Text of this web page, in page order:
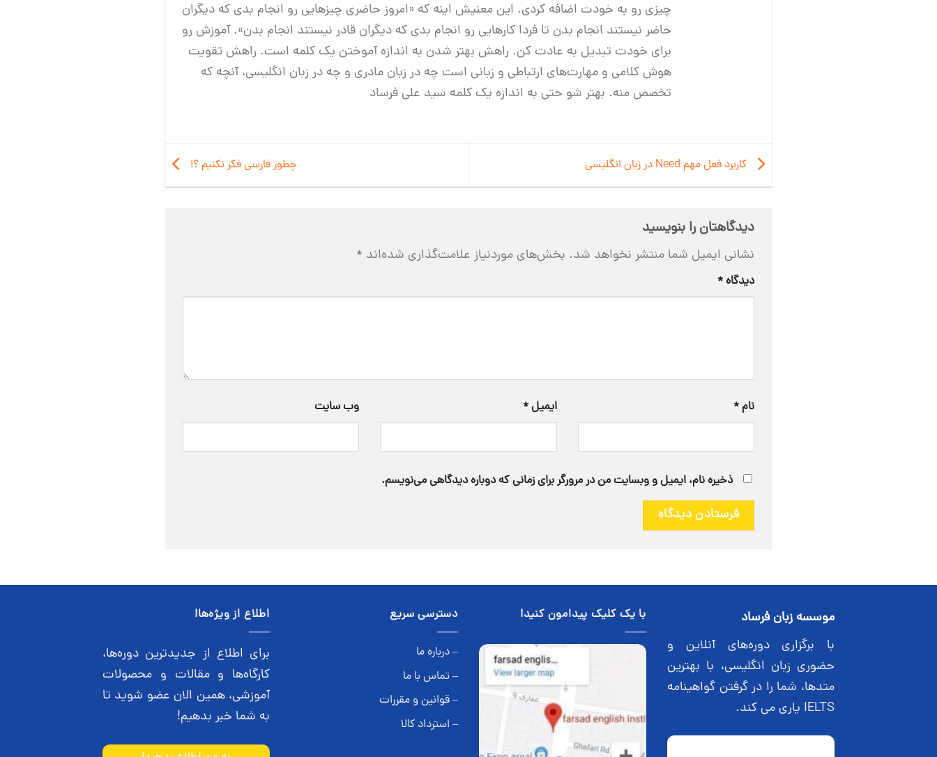
چیزی رو به خودت اضافه کردی. این معنیش اینه که «امروز حاضری چیزهایی رو انجام بدی که دیگران
حاضر نیستند انجام بدن تا فردا کارهایی رو انجام بدی که دیگران قادر نیستند انجام بدن». آموزش رو
برای خودت تبدیل به عادت کن. راهش بهتر شدن به اندازه آموختن یک کلمه است. راهش تقویت
هوش کلامی و مهارت‌های ارتباطی و زبانی است چه در زبان مادری و چه در زبان انگلیسی، آنچه که
تخصص منه. بهتر شو حتی به اندازه یک کلمه سید علی فرساد
کاربرد فعل مهم Need در زبان انگلیسی چطور فارسی فکر نکنیم ؟!
دیدگاهتان را بنویسید
نشانی ایمیل شما منتشر نخواهد شد. بخش‌های موردنیاز علامت‌گذاری شده‌اند *
دیدگاه*
نام* ایمیل* وب‌ سایت
ذخیره نام، ایمیل و وبسایت من در مرورگر برای زمانی که دوباره دیدگاهی می‌نویسم.
موسسه زبان فرساد
با برگزاری دوره‌های آنلاین و
حضوری زبان انگلیسی، با بهترین
متدها، شما را در گرفتن گواهینامه
IELTS یاری می کند.
با یک کلیک پیدامون کنید! دسترسی سریع
– درباره ما
– تماس با ما
– قوانین و مقررات
– استرداد کالا
اطلاع از ویژه‌ها!
برای اطلاع از جدیدترین دوره‌ها،
کارگاه‌ها و مقالات و محصولات
آموزشی، همین الان عضو شوید تا
به شما خبر بدهیم!